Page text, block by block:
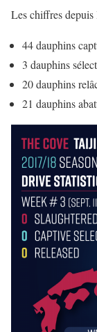
Les chiffres depuis
44 dauphins
3 dauphins
20 dauphins
21 dauphins